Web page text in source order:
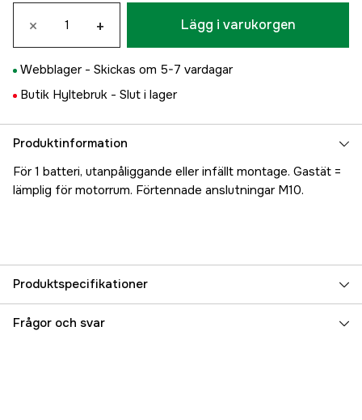
× + Lägg i varukorgen
Webblager - Skickas om 5-7 vardagar
Butik Hyltebruk - Slut i lager
Produktinformation
För 1 batteri, utanpåliggande eller infällt montage. Gastät =
lämplig för motorrum. Förtennade anslutningar M10.
Produktspecifikationer
Referensnummer 5000021775
Frågor och svar